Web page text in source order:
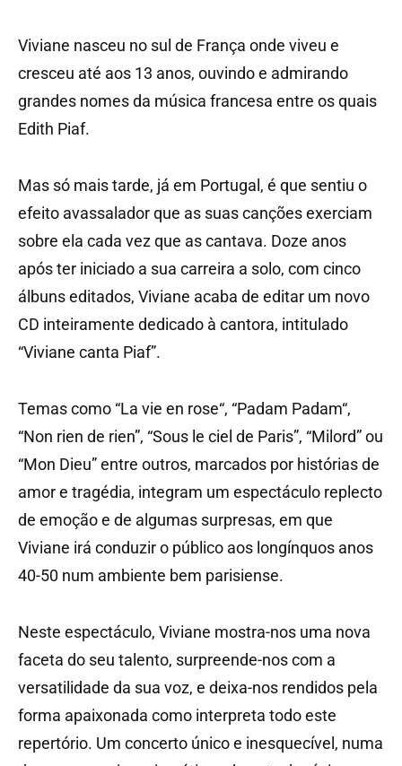
Viviane nasceu no sul de França onde viveu e
cresceu até aos 13 anos, ouvindo e admirando
grandes nomes da música francesa entre os quais
Edith Piaf.
Mas só mais tarde, já em Portugal, é que sentiu o
efeito avassalador que as suas canções exerciam
sobre ela cada vez que as cantava. Doze anos
após ter iniciado a sua carreira a solo, com cinco
álbuns editados, Viviane acaba de editar um novo
CD inteiramente dedicado à cantora, intitulado
“Viviane canta Piaf”.
Temas como “La vie en rose“, “Padam Padam“,
“Non rien de rien”, “Sous le ciel de Paris”, “Milord” ou
“Mon Dieu” entre outros, marcados por histórias de
amor e tragédia, integram um espectáculo replecto
de emoção e de algumas surpresas, em que
Viviane irá conduzir o público aos longínquos anos
40-50 num ambiente bem parisiense.
Neste espectáculo, Viviane mostra-nos uma nova
faceta do seu talento, surpreende-nos com a
versatilidade da sua voz, e deixa-nos rendidos pela
forma apaixonada como interpreta todo este
repertório. Um concerto único e inesquecível, numa